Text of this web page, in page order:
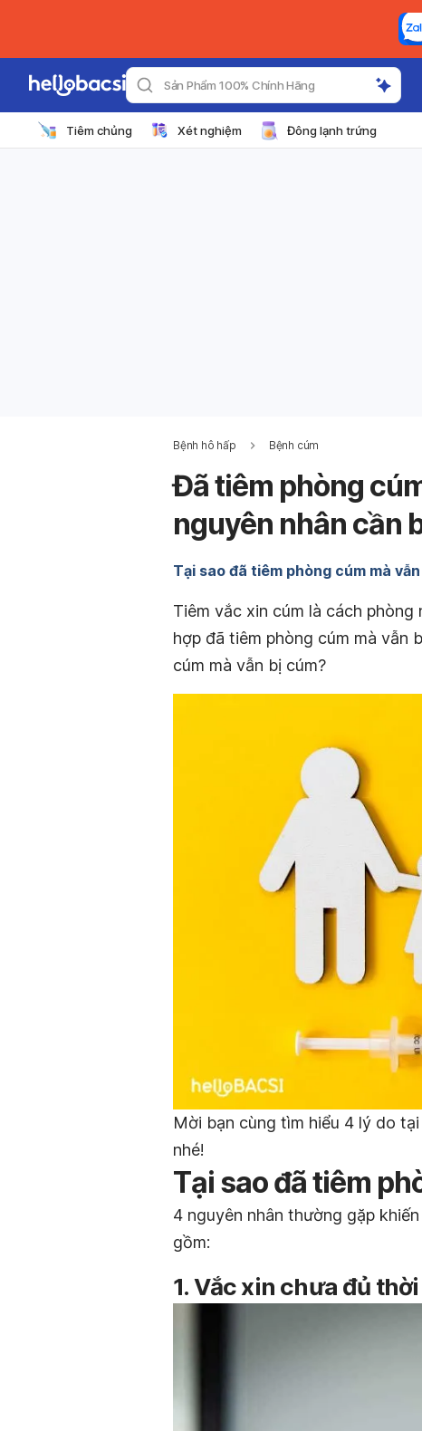
Sản Phẩm 100% Chính Hãng
Tiêm chủng Xét nghiệm Đông lạnh trứng
Bệnh hô hấp Bệnh cúm
Đã tiêm phòng
nguyên nhân cần
Tại sao đã tiêm phòng cúm mà
Tiêm vắc xin cúm là cách phòng
hợp đã tiêm phòng cúm mà vẫn
cúm mà vẫn bị cúm?
Mời bạn cùng tìm hiểu 4 lý do
nhé!
Tại sao đã tiêm
4 nguyên nhân thường gặp
gồm:
1. Vắc xin chưa đủ